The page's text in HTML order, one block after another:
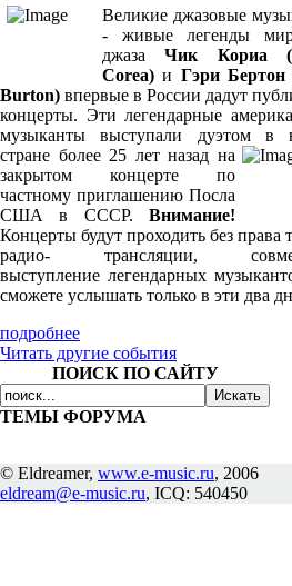
Великие джазовые
- живые легенды
джазаЧик Кориа
Corea)и Гэри Бертон
Burton) впервые в России дадут
концерты. Эти легендарные
музыканты выступали дуэтом в
стране более 25 лет назад на
закрытом концерте по
частному приглашению Посла
США в СССР. Внимание!
Концерты будут проходить без права
радио- трансляции,
выступление легендарных
сможете услышать только в эти два
подробнее
Читать другие события
ПОИСК ПО САЙТУ
ТЕМЫ ФОРУМА
© Eldreamer, www.e-music.ru, 2006
eldream@e-music.ru, ICQ: 540450